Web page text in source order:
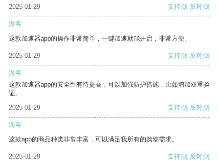
2025-01-29
支持[0] 反对[0]
游客
这款加速器app的操作非常简单，一键加速就能开启，非常方便。
2025-01-29 支持[0] 反对[0]
游客
这款加速器app的安全性有待提高，可以加强防护措施，比如增加双重验
证。
2025-01-29
支持[0] 反对[0]
游客
这款app的商品种类非常丰富，可以满足我所有的购物需求。
2025-01-29 支持[0] 反对[0]